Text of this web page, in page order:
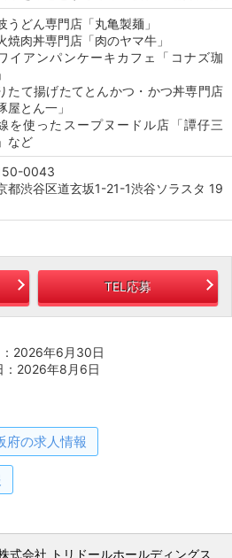
うどん専門店「丸亀製麺」
焼肉丼専門店「肉のヤマ牛」
イアンパンケーキカフェ「コナズ珈
たて揚げたてとんかつ・かつ丼専門店
屋とん一」
を使ったスープヌードル店「譚仔三
など
0043
都渋谷区道玄坂1-21-1渋谷ソラスタ 19
TEL応募
2026年6月30日
：2026年8月6日
府の求人情報
式会社 トリドールホールディングス